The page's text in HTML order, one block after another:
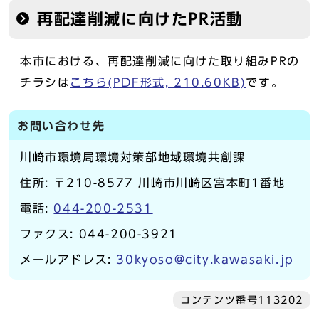
再配達削減に向けたPR活動
本市における、再配達削減に向けた取り組みPRの
チラシは こちら(PDF形式, 210.60KB)です。
お問い合わせ先
川崎市環境局環境対策部地域環境共創課
住所: 〒210-8577 川崎市川崎区宮本町1番地
電話: 044-200-2531
ファクス: 044-200-3921
メールアドレス: 30kyoso@city.kawasaki.jp
コンテンツ番号113202